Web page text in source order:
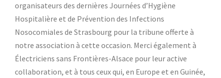
organisateurs des dernières Journées d’Hygiène
Hospitalière et de Prévention des Infections
Nosocomiales de Strasbourg pour la tribune offerte à
notre association à cette occasion. Merci également à
Électriciens sans Frontières-Alsace pour leur active
collaboration, et à tous ceux qui, en Europe et en Guinée,